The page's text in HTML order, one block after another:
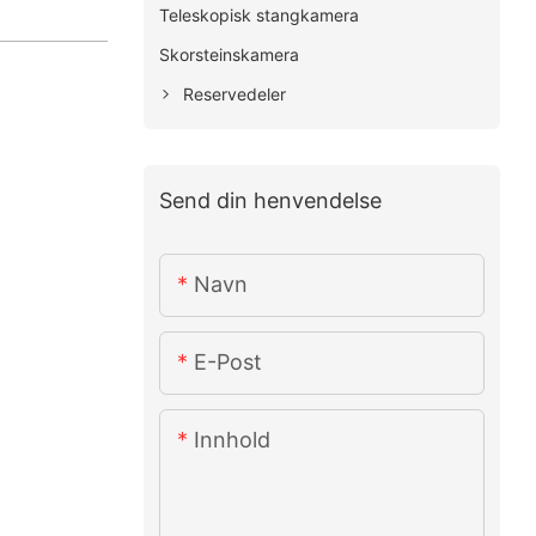
Teleskopisk stangkamera
Skorsteinskamera
Reservedeler
Send din henvendelse
Navn
E-Post
Innhold